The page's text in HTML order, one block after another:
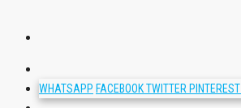
WHATSAPP FACEBOOKTWITTER PINTEREST